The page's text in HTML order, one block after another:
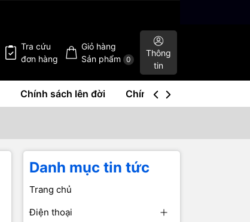
Tra cứu
đơn hàng
Giỏ hàng
Sản phẩm
0
Thông
tin
Chính sách lên đời Chính sách mua lại
Danh mục tin tức
Trang chủ
Điện thoại